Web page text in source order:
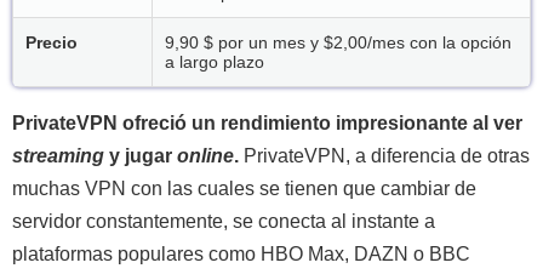
Precio 9,90 $ por un mes y $2,00/mes con la opción
a largo plazo
PrivateVPN ofreció un rendimiento impresionante al ver
streaming y jugar online. PrivateVPN, a diferencia de otras
muchas VPN con las cuales se tienen que cambiar de
servidor constantemente, se conecta al instante a
plataformas populares como HBO Max, DAZN o BBC